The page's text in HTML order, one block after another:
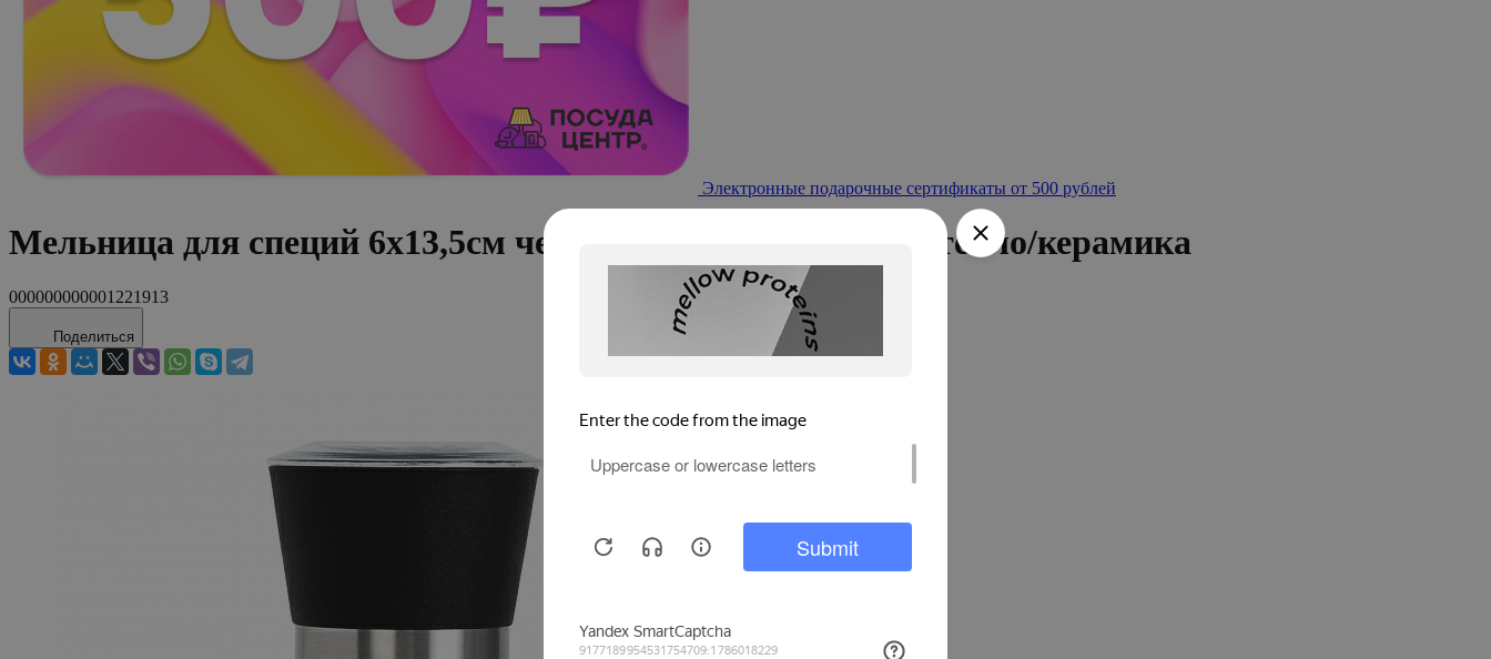
Электронные подарочные сертификаты от 500 рублей
Мельница для специй 6х13,5см черная крышка пластик/стекло/керамика
000000000001221913
Поделиться